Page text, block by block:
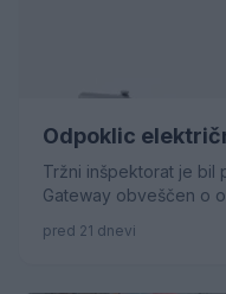
Odpoklic
Tržni inšpektorat je bil
Gateway obveščen o
pred 21 dnevi